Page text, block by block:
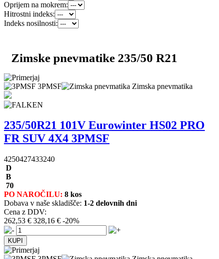
Oprijem na mokrem:
Hitrostni indeks:
Indeks nosilnosti:
Zimske pnevmatike 235/50 R21
3PMSF Zimska pnevmatika
235/50R21 101V Eurowinter HS02 PRO
FR SUV 4X4 3PMSF
4250427433240
D
B
70
PO NAROČILU: 8 kos
Dobava v naše skladišče: 1-2 delovnih dni
Cena z DDV:
262,53 € 328,16 € -20%